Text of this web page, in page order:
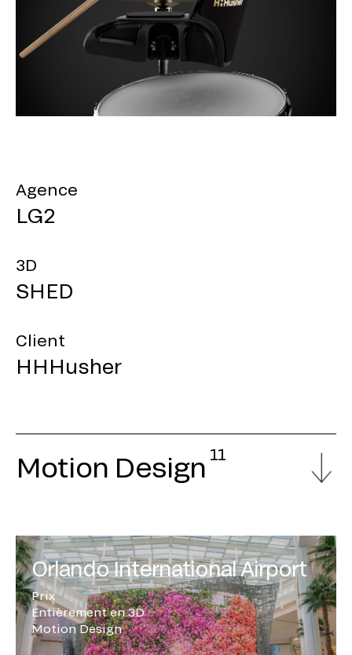
Agence
LG2
3D
SHED
Client
HHHusher
Motion Design 11
Orlando International Airport
Prix
Entièrement en 3D
Motion Design